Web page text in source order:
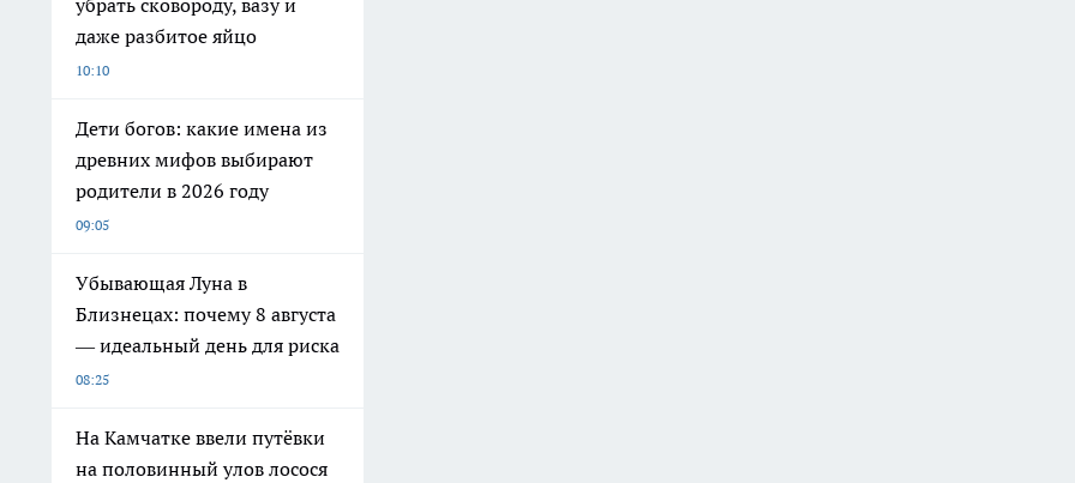
убрать сковороду, вазу и
даже разбитое яйцо
10:10
Дети богов: какие имена из
древних мифов выбирают
родители в 2026 году
09:05
Убывающая Луна в
Близнецах: почему 8 августа
— идеальный день для риска
08:25
На Камчатке ввели путёвки
на половинный улов лосося